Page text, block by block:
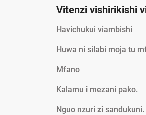
Vitenzi vishirikishi
Havichukui viambishi
Huwa ni silabi moja tu
Mfano
Kalamu i mezani pako.
Nguo nzuri zi sandukuni.